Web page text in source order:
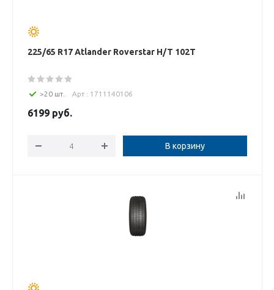
225/65 R17 Atlander Roverstar H/T 102T
>20 шт. Арт : 1711140106
6199 руб.
В корзину